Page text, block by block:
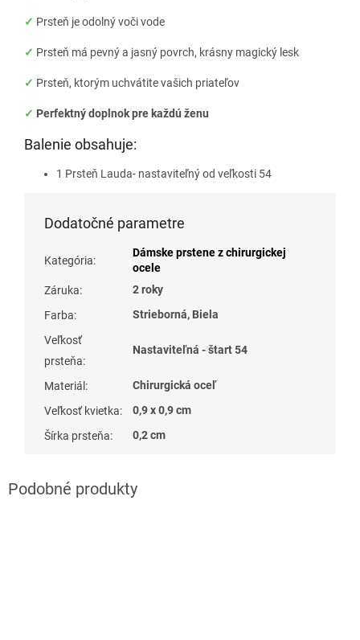
✓ Prsteň je odolný voči vode
✓ Prsteň má pevný a jasný povrch, krásny magický lesk
✓ Prsteň, ktorým uchvátite vašich priateľov
✓ Perfektný doplnok pre každú ženu
Balenie obsahuje:
1 Prsteň Lauda- nastaviteľný od veľkosti 54
Dodatočné parametre
Kategória:
Dámske prstene z chirurgickej
ocele
Záruka:
2 roky
Farba:
Strieborná, Biela
Veľkosť
prsteňa:
Nastaviteľná - štart 54
Materiál :
Chirurgická oceľ
Veľkosť kvietka:
0,9 x 0,9 cm
Šírka prsteňa: 0,2 cm